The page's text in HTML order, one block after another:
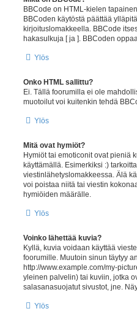
BBCode on HTML-kielen
BBCoden käytöstä päättää
kirjoituslomakkeella. BBCode
hakasulkuja [ ja ]. BBCoden
Ylös
Onko HTML sallittu?
Ei. Tällä foorumilla ei ole
muotoilut voi kuitenkin tehdä
Ylös
Mitä ovat hymiöt?
Hymiöt tai emoticonit ovat pieniä
käyttämällä. Esimerkiksi :)
viestinlähetyslomakkeessa. Älä
voi poistaa niitä tai viestin
hymiöiden määrälle.
Ylös
Voinko lähettää kuvia?
Kyllä, kuvia voidaan käyttää
foorumille. Muutoin sinun täytyy
http://www.example.com/my-
yleinen palvelin) tai kuviin, jotka
salasanasuojatut sivustot, jne.
Ylös